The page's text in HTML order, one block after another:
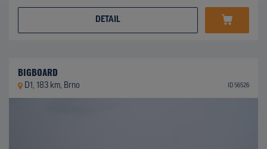
DETAIL
BIGBOARD
D1, 183 km, Brno ID 56526